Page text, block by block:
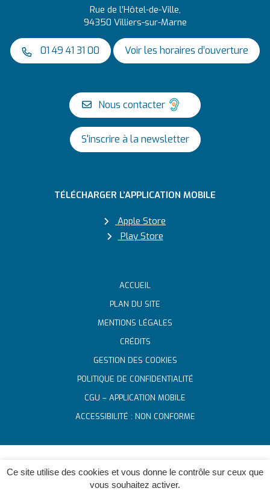
Ce site utilise des cookies et vous donne le contrôle sur ceux que
vous souhaitez activer.
Rue de l'Hôtel-de-Ville,
94350 Villiers-sur-Marne
01 49 41 31 00 Voir les horaires d’ouverture
Nous contacter
S'inscrire à la newsletter
TÉLÉCHARGER L’APPLICATION MOBILE
Apple Store
Play Store
ACCUEIL
PLAN DU SITE
MENTIONS LÉGALES
CRÉDITS
GESTION DES COOKIES
POLITIQUE DE CONFIDENTIALITÉ
CGU – APPLICATION MOBILE
ACCESSIBILITÉ : NON CONFORME